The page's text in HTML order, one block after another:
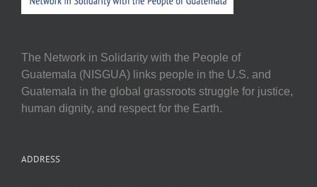
The Network in Solidarity with the People of
Guatemala (NISGUA) links people in the U.S. and
Guatemala in the global grassroots struggle for justice,
human dignity, and respect for the Earth.
ADDRESS